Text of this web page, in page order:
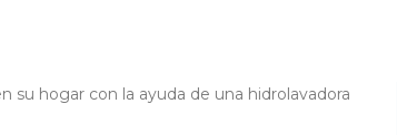
su hogar con la ayuda de una hidrolavadora